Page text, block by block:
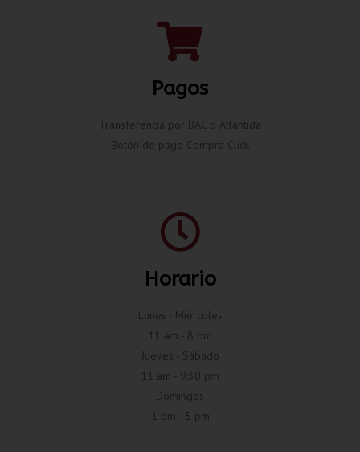
Pagos
Transferencia por BAC o Atlántida
Botón de pago Compra Click
Horario
Lunes - Miércoles
11 am - 8 pm
Jueves - Sábado
11 am - 9:30 pm
Domingos
1 pm - 5 pm